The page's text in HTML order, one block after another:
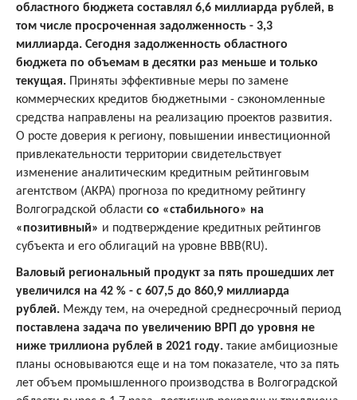
областного бюджета составлял 6,6 миллиарда рублей, в
том числе просроченная задолженность - 3,3
миллиарда. Сегодня задолженность областного
бюджета по объемам в десятки раз меньше и только
текущая. Приняты эффективные меры по замене
коммерческих кредитов бюджетными - сэкономленные
средства направлены на реализацию проектов развития.
О росте доверия к региону, повышении инвестиционной
привлекательности территории свидетельствует
изменение аналитическим кредитным рейтинговым
агентством (АКРА) прогноза по кредитному рейтингу
Волгоградской области со «стабильного» на
«позитивный» и подтверждение кредитных рейтингов
субъекта и его облигаций на уровне BBB(RU).
Валовый региональный продукт за пять прошедших лет
увеличился на 42 % - с 607,5 до 860,9 миллиарда
рублей. Между тем, на очередной среднесрочный период
поставлена задача по увеличению ВРП до уровня не
ниже триллиона рублей в 2021 году. такие амбициозные
планы основываются еще и на том показателе, что за пять
лет объем промышленного производства в Волгоградской